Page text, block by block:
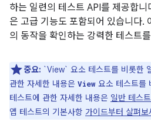
하는 일련의 테스트 API를 제공합
은 고급 기능도 포함되어 있습니다.
의 동작을 확인하는 강력한 테스트
중요: `View` 요소 테스트를 비롯한
관한 자세한 내용은 View 요소 테스트를
테스트에 관한 자세한 내용은 일반 테스
앱 테스트의 기본사항 가이드부터 살펴보